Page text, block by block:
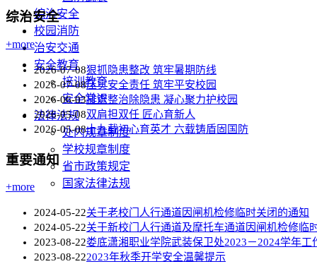
综治安全
校园消防
治安交通
安全教育
培训教育
安全常识
法律法规
处内规章制度
学校规章制度
省市政策规定
国家法律法规
综治安全
+more
2026-07-08狠抓隐患整改 筑牢暑期防线
2026-07-08压实安全责任 筑牢平安校园
2026-06-03排查整治除隐患 凝心聚力护校园
2026-05-08双肩担双任 匠心育新人
2026-05-08十九载初心育英才 六载铸盾固国防
重要通知
+more
2024-05-22关于老校门人行通道因闸机检修临时关闭的通知
2024-05-22关于新校门人行通道及摩托车通道因闸机检修临
2023-08-22娄底潇湘职业学院武装保卫处2023－2024学年工
2023-08-222023年秋季开学安全温馨提示